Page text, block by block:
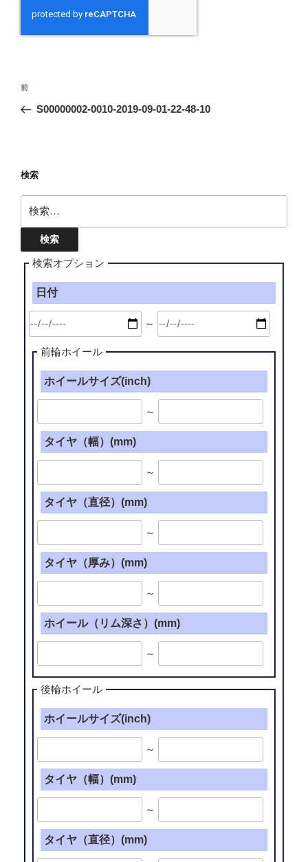
投
ナ
ー
シ
ョ
ン
前
の
前
S00000002-0010-2019-09-01-22-48-10
検索
索:
検索オプション
日付
～
前輪ホイール
ホイールサイズ(inch)
～
タイヤ（幅）(mm)
～
タイヤ（直径）(mm)
～
タイヤ（厚み）(mm)
～
ホイール（リム深さ）(mm)
～
後輪ホイール
ホイールサイズ(inch)
～
タイヤ（幅）(mm)
～
タイヤ（直径）(mm)